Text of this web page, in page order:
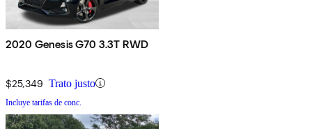
2020 Genesis G70 3.3T RWD
$25,349 Trato justo
Incluye tarifas de conc.